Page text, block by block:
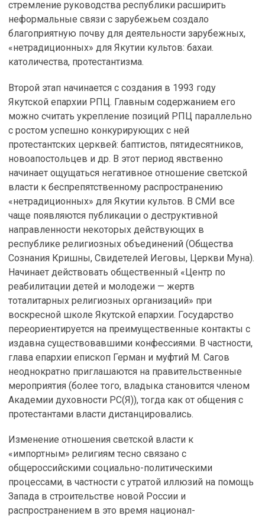
стремление руководства республики расширить
неформальные связи с зарубежьем создало
благоприятную почву для деятельности зарубежных,
«нетрадиционных» для Якутии культов: бахаи.
католичества, протестантизма.
Второй этап начинается с создания в 1993 году
Якутской епархии РПЦ. Главным содержанием его
можно считать укрепление позиций РПЦ параллельно
с ростом успешно конкурирующих с ней
протестантских церквей: баптистов, пятидесятников,
новоапостольцев и др. В этот период явственно
начинает ощущаться негативное отношение светской
власти к беспрепятственному распространению
«нетрадиционных» для Якутии культов. В СМИ все
чаще появляются публикации о деструктивной
направленности некоторых действующих в
республике религиозных объединений (Общества
Сознания Кришны, Свидетелей Иеговы, Церкви Муна).
Начинает действовать общественный «Центр по
реабилитации детей и молодежи — жертв
тоталитарных религиозных организаций» при
воскресной школе Якутской епархии. Государство
переориентируется на преимущественные контакты с
издавна существовавшими конфессиями. В частности,
глава епархии епископ Герман и муфтий М. Сагов
неоднократно приглашаются на правительственные
мероприятия (более того, владыка становится членом
Академии духовности РС(Я)), тогда как от общения с
протестантами власти дистанцировались.
Изменение отношения светской власти к
«импортным» религиям тесно связано с
общероссийскими социально-политическими
процессами, в частности с утратой иллюзий на помощь
Запада в строительстве новой России и
распространением в это время национал-